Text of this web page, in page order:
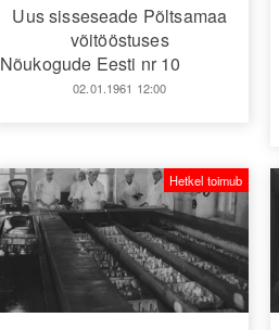
Uus sisseseade Põltsamaa
võitööstuses
Nõukogude Eesti nr 10
02.01.1961 12:00
Hetkel toimub